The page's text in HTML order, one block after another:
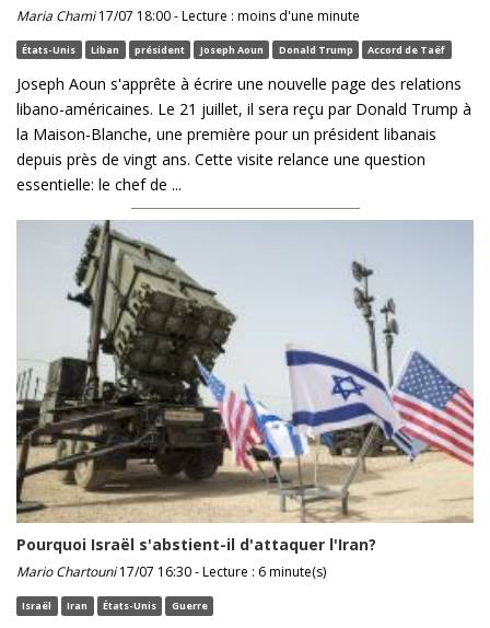
Maria Chami17/07 18:00 - Lecture : moins d'une minute
États-Unis Liban président Joseph Aoun Donald Trump Accord de Taëf
Joseph Aoun s'apprête à écrire une nouvelle page des relations
libano-américaines. Le 21 juillet, il sera reçu par Donald Trump à
la Maison-Blanche, une première pour un président libanais
depuis près de vingt ans. Cette visite relance une question
essentielle: le chef de ...
Pourquoi Israël s'abstient-il d'attaquer l'Iran?
Mario Chartouni17/07 16:30 - Lecture : 6 minute(s)
Israël Iran États-Unis Guerre